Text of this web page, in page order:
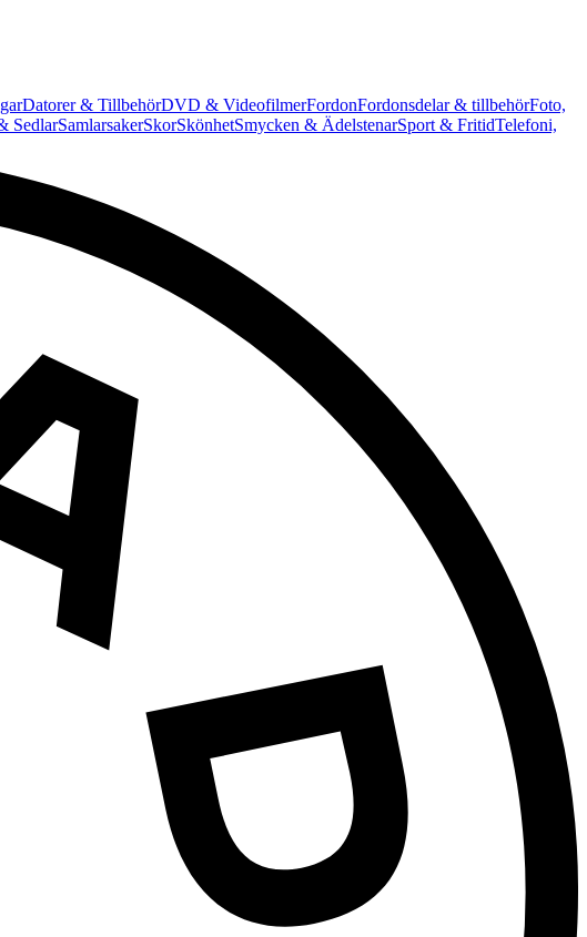
Datorer & TillbehörDVD & VideofilmerFordonFordonsdelar & tillbehörFoto,
SedlarSamlarsakerSkorSkönhetSmycken & ÄdelstenarSport & FritidTelefoni,